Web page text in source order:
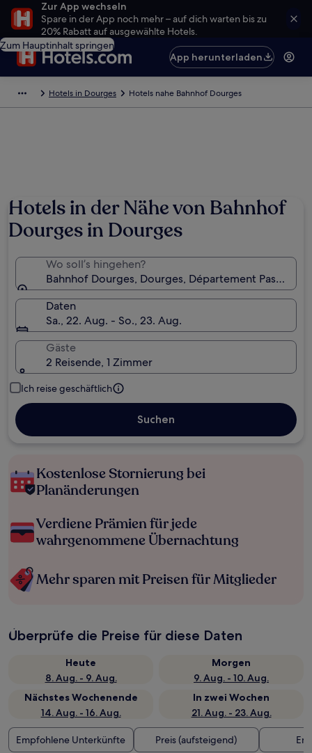
Zur App wechseln
Spare in der App noch mehr – auf dich warten bis zu
20% Rabatt auf ausgewählte Hotels.
Zum Hauptinhalt springen
App herunterladen
Hotels in Dourges Hotels nahe Bahnhof Dourges
Hotels in der Nähe von Bahnhof
Dourges in Dourges
Wo soll’s hingehen?
Bahnhof Dourges, Dourges, Département Pas-de-
Daten
Sa., 22. Aug. - So., 23. Aug.
Gäste
2 Reisende, 1 Zimmer
Ich reise geschäftlich
Suchen
Kostenlose Stornierung bei
Planänderungen
Verdiene Prämien für jede
wahrgenommene Übernachtung
Mehr sparen mit Preisen für Mitglieder
Überprüfe die Preise für diese Daten
Heute
8. Aug. - 9. Aug.
Morgen
9. Aug. - 10. Aug.
Nächstes Wochenende
14. Aug. - 16. Aug.
In zwei Wochen
21. Aug. - 23. Aug.
Empfohlene Unterkünfte Preis (aufsteigend)